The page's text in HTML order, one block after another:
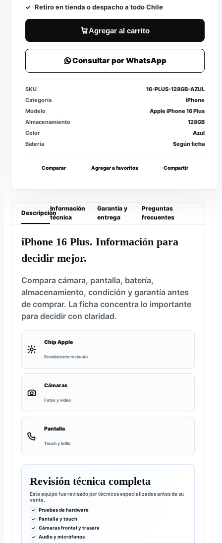
Retiro en tienda o despacho a todo Chile
Agregar al carrito
Consultar por WhatsApp
SKU
16-PLUS-128GB-AZUL
Categoría
iPhone
Modelo
Apple iPhone 16 Plus
Almacenamiento
128GB
Color
Azul
Batería
Según ficha
Comparar Agregar a favoritos Compartir
Descripción
Información
técnica
Garantía y
entrega
Preguntas
frecuentes
iPhone 16 Plus. Información para
decidir mejor.
Compara cámara, pantalla, batería,
almacenamiento, condición y garantía antes
de comprar. La ficha concentra lo importante
para decidir con claridad.
Chip Apple
Rendimiento revisado
Cámaras
Fotos y video
Pantalla
Touch y brillo
Revisión técnica completa
Este equipo fue revisado por técnicos especializados antes de su
venta.
Pruebas de hardware
Pantalla y touch
Cámaras frontal y trasera
Audio y micrófonos